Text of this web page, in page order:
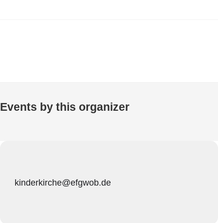
Events by this organizer
kinderkirche@efgwob.de